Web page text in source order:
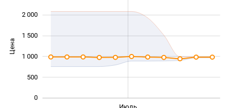
Цена
0
500
1 000
1 500
2 000